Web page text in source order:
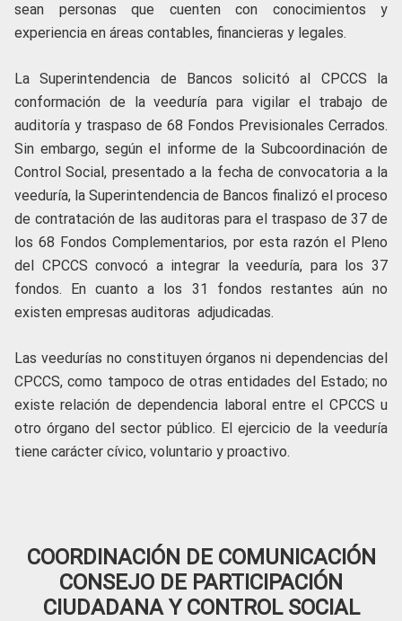
sean personas que cuenten con conocimientos y
experiencia en áreas contables, financieras y legales.
La Superintendencia de Bancos solicitó al CPCCS la
conformación de la veeduría para vigilar el trabajo de
auditoría y traspaso de 68 Fondos Previsionales Cerrados.
Sin embargo, según el informe de la Subcoordinación de
Control Social, presentado a la fecha de convocatoria a la
veeduría, la Superintendencia de Bancos finalizó el proceso
de contratación de las auditoras para el traspaso de 37 de
los 68 Fondos Complementarios, por esta razón el Pleno
del CPCCS convocó a integrar la veeduría, para los 37
fondos. En cuanto a los 31 fondos restantes aún no
existen empresas auditoras adjudicadas.
Las veedurías no constituyen órganos ni dependencias del
CPCCS, como tampoco de otras entidades del Estado; no
existe relación de dependencia laboral entre el CPCCS u
otro órgano del sector público. El ejercicio de la veeduría
tiene carácter cívico, voluntario y proactivo.
COORDINACIÓN DE COMUNICACIÓN
CONSEJO DE PARTICIPACIÓN
CIUDADANA Y CONTROL SOCIAL